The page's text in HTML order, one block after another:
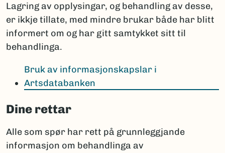
Lagring av opplysingar, og behandling av desse,
er ikkje tillate, med mindre brukar både har blitt
informert om og har gitt samtykket sitt til
behandlinga.
Bruk av informasjonskapslar i
Artsdatabanken
Dine rettar
Alle som spør har rett på grunnleggjande
informasjon om behandlinga av